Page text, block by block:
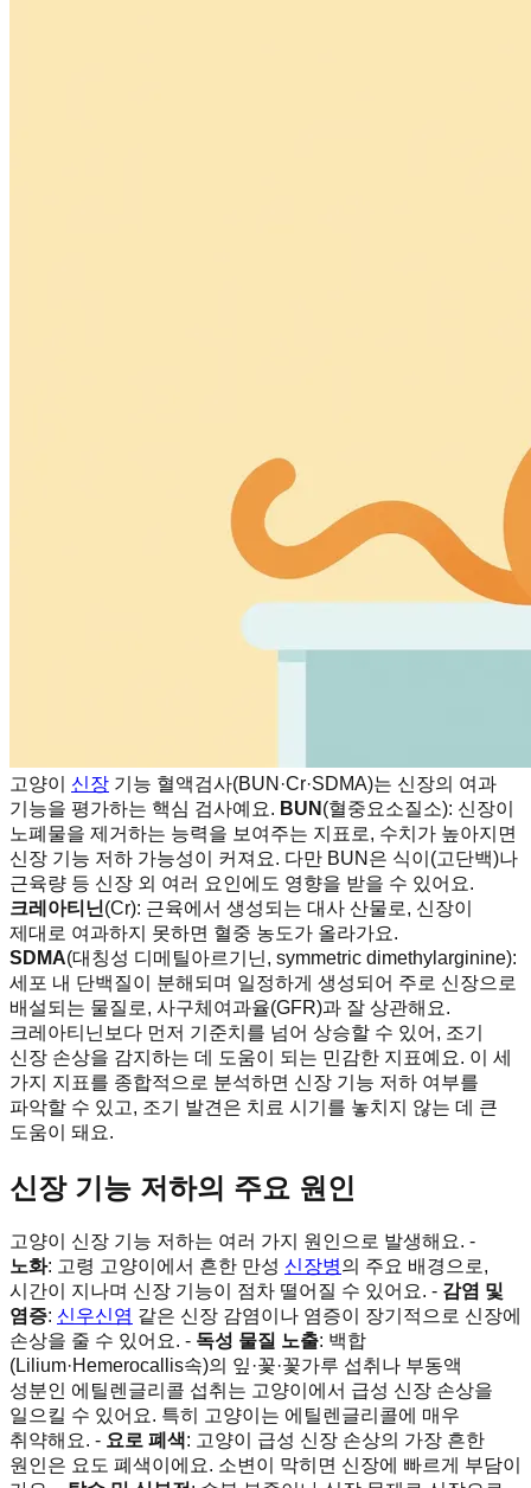
고양이 신장 기능 혈액검사(BUN·Cr·SDMA)는 신장의 여과
기능을 평가하는 핵심 검사예요. BUN (혈중요소질소): 신장이
노폐물을 제거하는 능력을 보여주는 지표로, 수치가 높아지면
신장 기능 저하 가능성이 커져요. 다만 BUN은 식이(고단백)나
근육량 등 신장 외 여러 요인에도 영향을 받을 수 있어요.
크레아티닌(Cr): 근육에서 생성되는 대사 산물로, 신장이
제대로 여과하지 못하면 혈중 농도가 올라가요.
SDMA(대칭성 디메틸아르기닌, symmetric dimethylarginine):
세포 내 단백질이 분해되며 일정하게 생성되어 주로 신장으로
배설되는 물질로, 사구체여과율(GFR)과 잘 상관해요.
크레아티닌보다 먼저 기준치를 넘어 상승할 수 있어, 조기
신장 손상을 감지하는 데 도움이 되는 민감한 지표예요. 이 세
가지 지표를 종합적으로 분석하면 신장 기능 저하 여부를
파악할 수 있고, 조기 발견은 치료 시기를 놓치지 않는 데 큰
도움이 돼요.
신장 기능 저하의 주요 원인
고양이 신장 기능 저하는 여러 가지 원인으로 발생해요. -
노화: 고령 고양이에서 흔한 만성 신장병의 주요 배경으로,
시간이 지나며 신장 기능이 점차 떨어질 수 있어요. - 감염 및
염증: 신우신염 같은 신장 감염이나 염증이 장기적으로 신장에
손상을 줄 수 있어요. - 독성 물질 노출: 백합
(Lilium·Hemerocallis속)의 잎·꽃·꽃가루 섭취나 부동액
성분인 에틸렌글리콜 섭취는 고양이에서 급성 신장 손상을
일으킬 수 있어요. 특히 고양이는 에틸렌글리콜에 매우
취약해요. - 요로 폐색: 고양이 급성 신장 손상의 가장 흔한
원인은 요도 폐색이에요. 소변이 막히면 신장에 빠르게 부담이